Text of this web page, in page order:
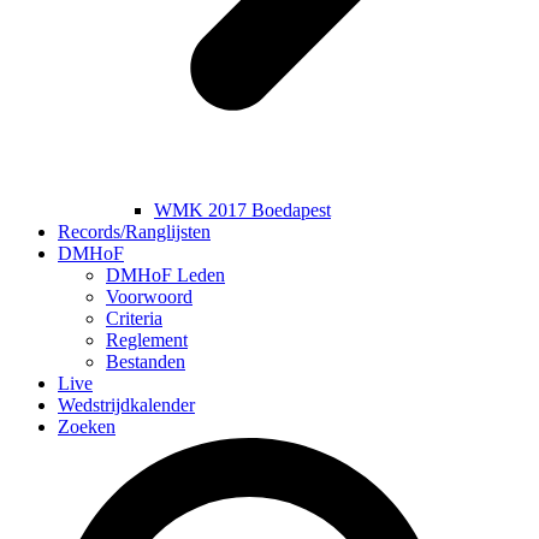
WMK 2017 Boedapest
Records/Ranglijsten
DMHoF
DMHoF Leden
Voorwoord
Criteria
Reglement
Bestanden
Live
Wedstrijdkalender
Zoeken